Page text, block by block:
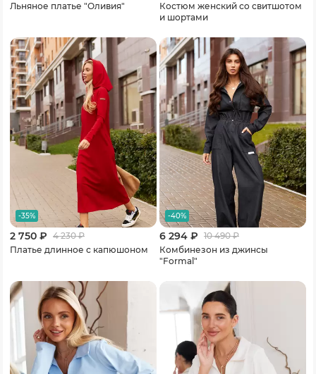
Льняное платье "Оливия"
Костюм женский со свитшотом
и шортами
-35%
2 750 ₽ 4 230₽
Платье длинное с капюшоном
-40%
6 294 ₽ 10 490₽
Комбинезон из джинсы
"Formal"